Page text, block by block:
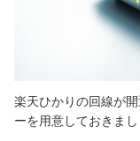
楽天ひかりの回線が
ーを用意しておきまし